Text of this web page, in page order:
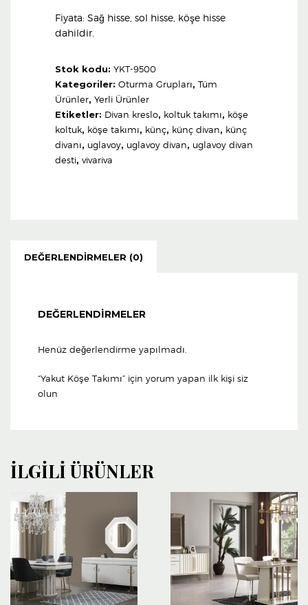
Fiyata: Sağ hisse, sol hisse, köşe hisse
dahildir.
Stok kodu: YKT-9500
Kategoriler: Oturma Grupları, Tüm
Ürünler, Yerli Ürünler
Etiketler: Divan kreslo, koltuk takımı, köşe
koltuk, köşe takımı, künç, künç divan, künç
divanı, uglavoy, uglavoy divan, uglavoy divan
desti, vivariva
DEĞERLENDIRMELER (0)
DEĞERLENDIRMELER
Henüz değerlendirme yapılmadı.
“Yakut Köşe Takımı” için yorum yapan ilk kişi siz
olun
İLGILI ÜRÜNLER